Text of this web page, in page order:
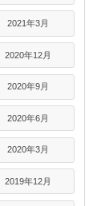
2021年3月
2020年12月
2020年9月
2020年6月
2020年3月
2019年12月